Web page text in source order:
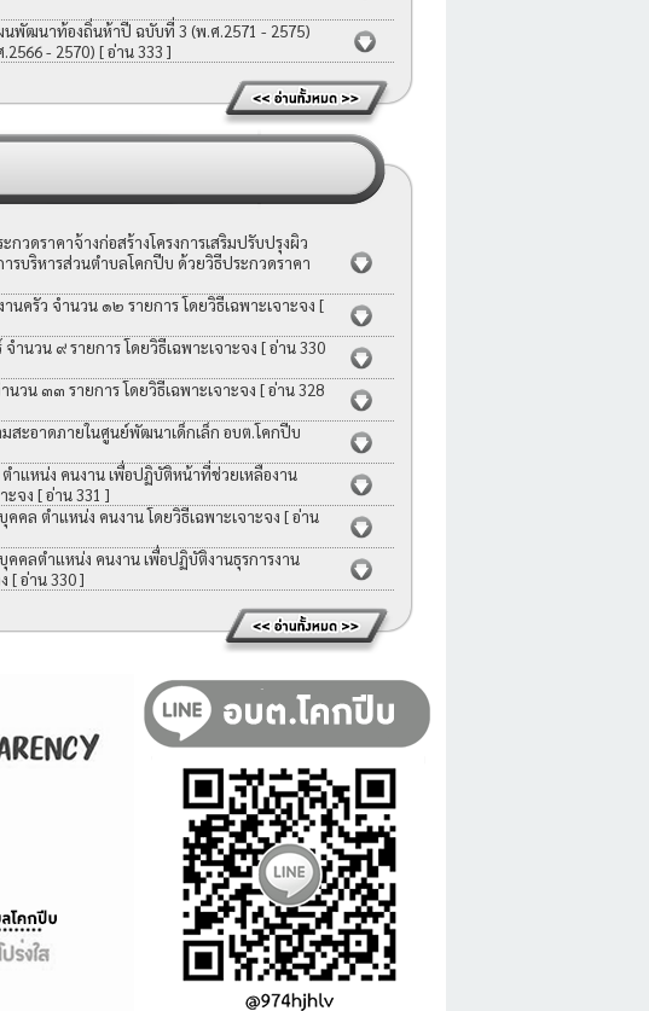
พัฒนาท้องถิ่นห้าปี ฉบับที่ 3 (พ.ศ.2571 - 2575)
- 2570) [ อ่าน 333 ]
วดราคาจ้างก่อสร้างโครงการเสริมปรับปรุงผิว
บริหารส่วนตำบลโคกปีบ ด้วยวิธีประกวดราคา
ครัว จำนวน ๑๒ รายการ โดยวิธีเฉพาะเจาะจง [
ำนวน ๙ รายการ โดยวิธีเฉพาะเจาะจง [ อ่าน 330
วน ๓๓ รายการ โดยวิธีเฉพาะเจาะจง [ อ่าน 328
สะอาดภายในศูนย์พัฒนาเด็กเล็ก อบต.โคกปีบ
ำแหน่ง คนงาน เพื่อปฏิบัติหน้าที่ช่วยเหลืองาน
ะจง [ อ่าน 331 ]
คล ตำแหน่ง คนงาน โดยวิธีเฉพาะเจาะจง [ อ่าน
คคลตำแหน่ง คนงาน เพื่อปฏิบัติงานธุรการงาน
[ อ่าน 330 ]